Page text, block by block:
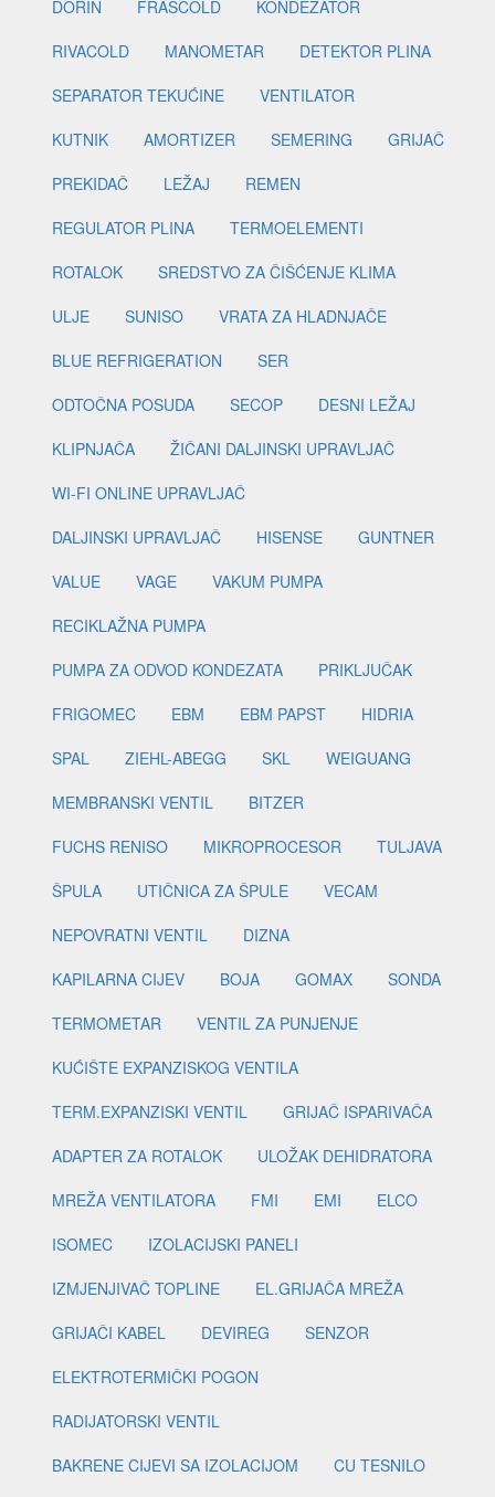
DORIN FRASCOLD
KONDEZATOR
RIVACOLD
MANOMETAR
DETEKTOR PLINA
SEPARATOR TEKUĆINE
VENTILATOR
KUTNIK
AMORTIZER SEMERING
GRIJAČ
PREKIDAČ
LEŽAJ
REMEN
REGULATOR PLINA
TERMOELEMENTI
ROTALOK
SREDSTVO ZA ČIŠĆENJE KLIMA
ULJE
SUNISO
VRATA ZA HLADNJAČE
BLUE REFRIGERATION
SER
ODTOČNA POSUDA
SECOP
DESNI LEŽAJ
KLIPNJAČA
ŽIČANI DALJINSKI UPRAVLJAČ
WI-FI ONLINE UPRAVLJAČ
DALJINSKI UPRAVLJAČ
HISENSE
GUNTNER
VALUE
VAGE
VAKUM PUMPA
RECIKLAŽNA PUMPA
PUMPA ZA ODVOD KONDEZATA
PRIKLJUČAK
FRIGOMEC
EBM EBM PAPST
HIDRIA
SPAL
ZIEHL-ABEGG SKL
WEIGUANG
MEMBRANSKI VENTIL
BITZER
FUCHS RENISO
MIKROPROCESOR
TULJAVA
ŠPULA
UTIČNICA ZA ŠPULE
VECAM
NEPOVRATNI VENTIL
DIZNA
KAPILARNA CIJEV
BOJA GOMAX
SONDA
TERMOMETAR
VENTIL ZA PUNJENJE
KUĆIŠTE EXPANZISKOG VENTILA
TERM.EXPANZISKI VENTIL
GRIJAČ ISPARIVAČA
ADAPTER ZA ROTALOK
ULOŽAK DEHIDRATORA
MREŽA VENTILATORA
FMI EMI
ELCO
ISOMEC
IZOLACIJSKI PANELI
IZMJENJIVAČ TOPLINE
EL.GRIJAČA MREŽA
GRIJAČI KABEL
DEVIREG
SENZOR
ELEKTROTERMIČKI POGON
RADIJATORSKI VENTIL
BAKRENE CIJEVI SA IZOLACIJOM
CU TESNILO